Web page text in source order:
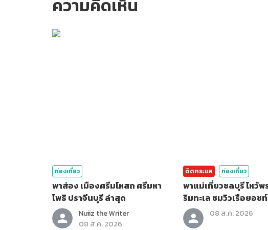
ความคิดเห็น
ท่องเที่ยว
พาส่อง เมืองศรีมโหสถ ศรีมหา
โพธิ ปราจีนบุรี ล่าสุด
Nuiiz ​the​ Writer​
08 ส.ค. 2026
ติดกระแส ท่องเที่ยว
พาแม่เที่ยวชลบุรี ไหว้พระ นั่งคาเฟ่
ริมทะเล ชมวิวเรือยอชท์
08 ส.ค. 2026